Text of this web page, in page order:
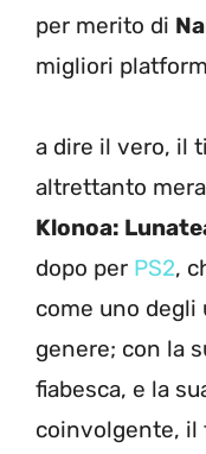
per merito di
migliori
a dire il vero, il
altrettanto
Klonoa:
dopo per PS2,
come uno
genere; con la
fiabesca, e la
coinvolgente, il